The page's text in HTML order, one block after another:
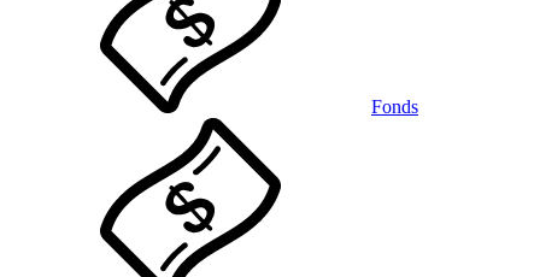
Fonds